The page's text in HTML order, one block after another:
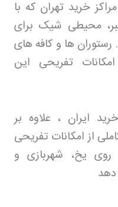
خرید تهران که با
محیطی شیک برای
ها و کافه های
تفریحی این
ایران ، علاوه بر
از امکانات تفریحی
روی یخ، شهربازی و
دهد